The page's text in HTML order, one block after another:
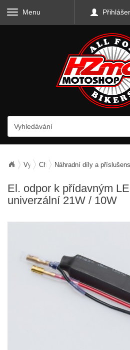
Menu
Vybavení motocyklu
Chrániče rukou / páček
Náhradní díly a
El. odpor k přídavným
univerzální 21W / 10W